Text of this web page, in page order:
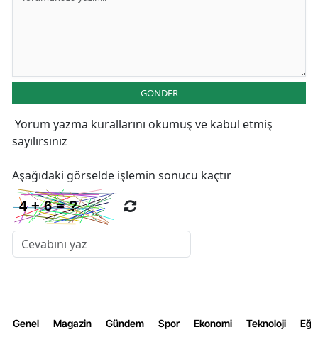
GÖNDER
Yorum yazma kurallarını okumuş ve kabul etmiş
sayılırsınız
Aşağıdaki görselde işlemin sonucu kaçtır
Genel Magazin Gündem Spor Ekonomi Teknoloji